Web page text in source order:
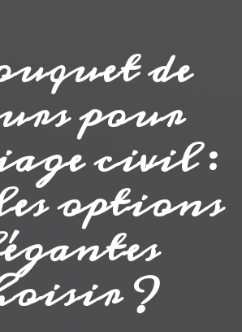
de
pour
civil :
options
?